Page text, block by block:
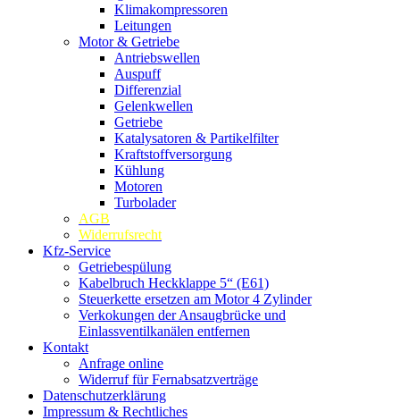
Klimakompressoren
Leitungen
Motor & Getriebe
Antriebswellen
Auspuff
Differenzial
Gelenkwellen
Getriebe
Katalysatoren & Partikelfilter
Kraftstoffversorgung
Kühlung
Motoren
Turbolader
AGB
Widerrufsrecht
Kfz-Service
Getriebespülung
Kabelbruch Heckklappe 5“ (E61)
Steuerkette ersetzen am Motor 4 Zylinder
Verkokungen der Ansaugbrücke und
Einlassventilkanälen entfernen
Kontakt
Anfrage online
Widerruf für Fernabsatzverträge
Datenschutzerklärung
Impressum & Rechtliches